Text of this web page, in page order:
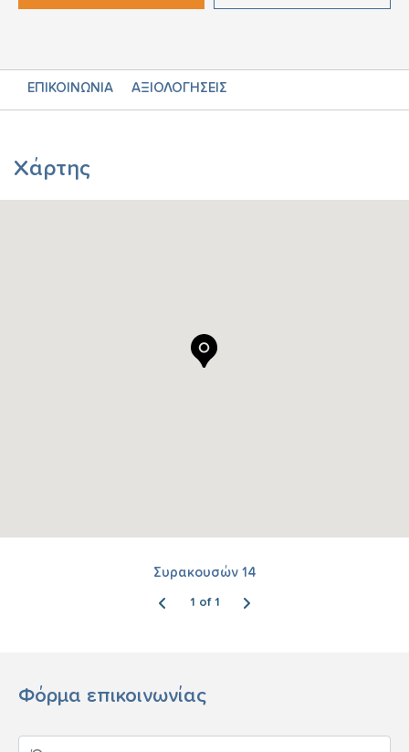
ΕΠΙΚΟΙΝΩΝΙΑ ΑΞΙΟΛΟΓΗΣΕΙΣ
Χάρτης
Συρακουσών 14
1 of 1
Φόρμα επικοινωνίας